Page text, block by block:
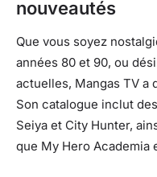
nouveautés
Que vous soyez
années 80 et 90, ou
actuelles, Mangas TV a
Son catalogue inclut
Seiya et City Hunter,
que My Hero Academia